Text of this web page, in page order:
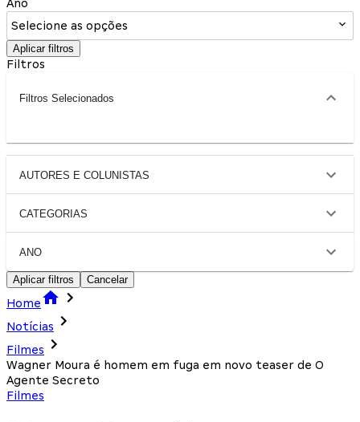
Ano
Selecione as opções
Aplicar filtros
Filtros
Filtros Selecionados
AUTORES E COLUNISTAS
CATEGORIAS
ANO
Aplicar filtros Cancelar
Home
Notícias
Filmes
Wagner Moura é homem em fuga em novo teaser de O
Agente Secreto
Filmes